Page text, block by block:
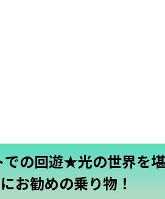
の回遊★光の世界を
にお勧めの乗り物！